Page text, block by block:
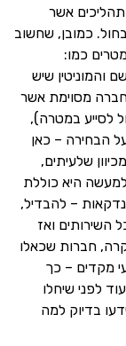
אשר
כמובן, שחשוב
כמו:
והמוניטין שיש
מסוימת אשר
לסייע במטרה),
הבחירה – כאן
שלעיתים,
היא כוללת
– להבדיל,
השירותים ואז
חברות שכאלו
מקדים – כך
לפני שיחלו
בדיוק למה